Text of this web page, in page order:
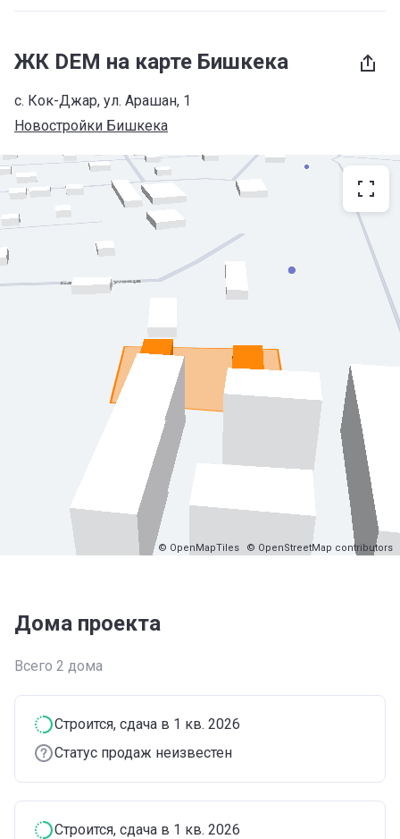
ЖК DEM на карте Бишкека
с. Кок-Джар, ул. Арашан, 1
Новостройки Бишкека
© OpenMapTiles © OpenStreetMap contributors
Дома проекта
Всего 2 дома
Строится, сдача в 1 кв. 2026
Статус продаж неизвестен
Строится, сдача в 1 кв. 2026